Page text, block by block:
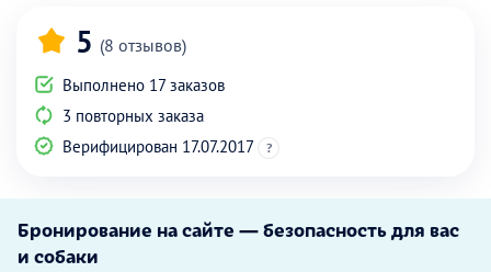
5 (8 отзывов)
Выполнено 17 заказов
3 повторных заказа
Верифицирован 17.07.2017
?
Бронирование на сайте — безопасность для вас
и собаки